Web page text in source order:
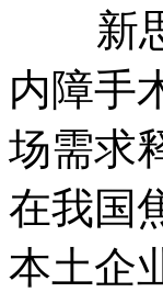
新
内障手
场需求
在我国
本土企